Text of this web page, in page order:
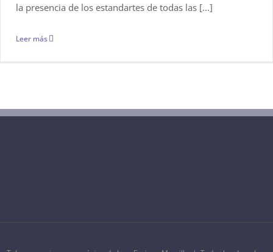
la presencia de los estandartes de todas las [...]
Leer más